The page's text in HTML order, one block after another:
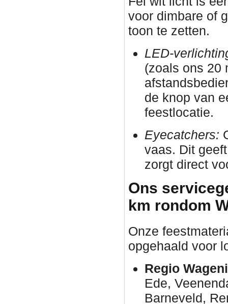
voor dimbare of
toon te zetten.
LED-
(zoals ons 20
de knop van
feestlocatie.
Eyecatchers:
vaas. Dit
zorgt direct
Ons
km rondom
Onze
opgehaald voor
Regio
Ede,
Barneveld,